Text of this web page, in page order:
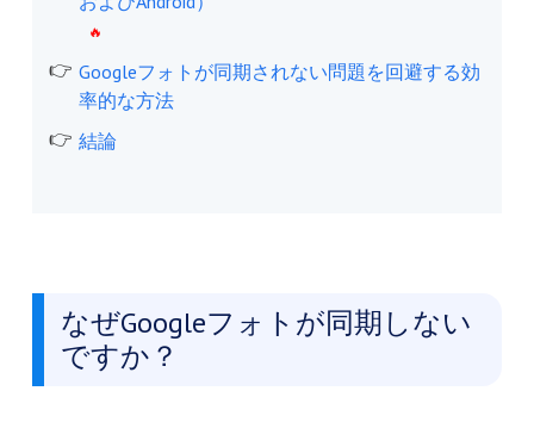
Googleフォトが同期されない問題を回避する効
率的な方法
結論
なぜGoogleフォトが同期しない
ですか？